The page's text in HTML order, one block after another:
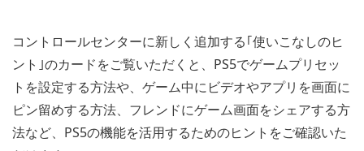
コントロールセンターに新しく追加する｢使いこなしのヒ
ント｣のカードをご覧いただくと、PS5でゲームプリセッ
トを設定する方法や、ゲーム中にビデオやアプリを画面に
ピン留めする方法、フレンドにゲーム画面をシェアする方
法など、PS5の機能を活用するためのヒントをご確認いた